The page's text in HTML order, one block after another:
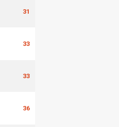
31
33
33
36